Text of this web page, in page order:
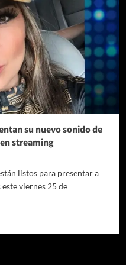
su nuevo sonido de
streaming
listos para presentar a
viernes 25 de